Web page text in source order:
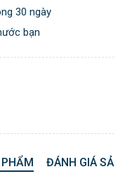
30 ngày
bạn
ĐÁNH GIÁ